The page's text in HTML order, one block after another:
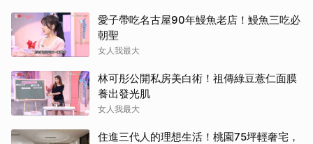
愛子帶吃名古屋90年鰻魚老店！鰻魚三吃必
朝聖
女人我最大
林可彤公開私房美白術！祖傳綠豆薏仁面膜
養出發光肌
女人我最大
住進三代人的理想生活！桃園75坪輕奢宅，